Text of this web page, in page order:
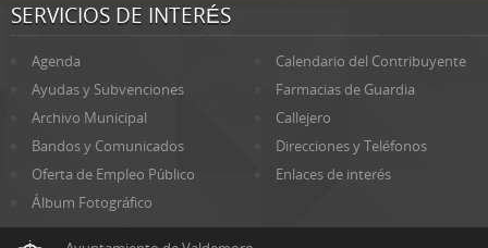
SERVICIOS DE INTERÉS
Agenda
Calendario del Contribuyente
Ayudas y Subvenciones
Farmacias de Guardia
Archivo Municipal
Callejero
Bandos y Comunicados
Direcciones y Teléfonos
Oferta de Empleo Público
Enlaces de interés
Álbum Fotográfico